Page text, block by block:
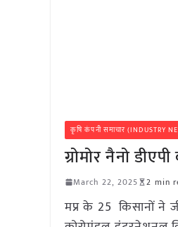
कृषि कंपनी समाचार (INDUSTRY
ग्रोमोर नैनो
March 22, 2025 2 min
मप्र के 25 किसानों ने